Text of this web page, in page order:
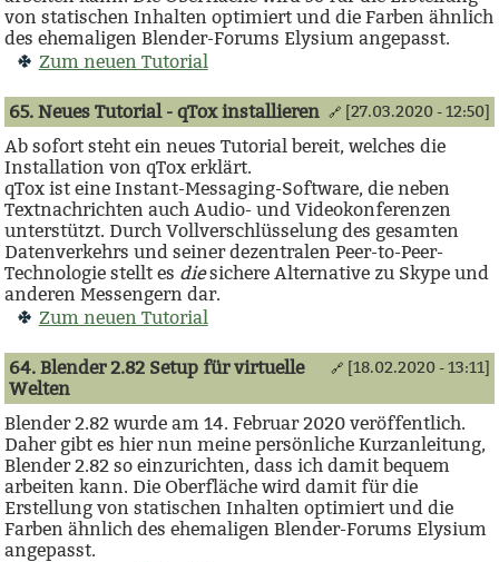
von statischen Inhalten optimiert und die Farben ähnlich
des ehemaligen Blender-Forums Elysium angepasst.
Zum neuen Tutorial
🔗 [27.03.2020 - 12:50]
65. Neues Tutorial - qTox installieren
Ab sofort steht ein neues Tutorial bereit, welches die
Installation von qTox erklärt.
qTox ist eine Instant-Messaging-Software, die neben
Textnachrichten auch Audio- und Videokonferenzen
unterstützt. Durch Vollverschlüsselung des gesamten
Datenverkehrs und seiner dezentralen Peer-to-Peer-
Technologie stellt es diesichere Alternative zu Skype und
anderen Messengern dar.
Zum neuen Tutorial
🔗 [18.02.2020 - 13:11]
64. Blender 2.82 Setup für virtuelle
Welten
Blender 2.82 wurde am 14. Februar 2020 veröffentlich.
Daher gibt es hier nun meine persönliche Kurzanleitung,
Blender 2.82 so einzurichten, dass ich damit bequem
arbeiten kann. Die Oberfläche wird damit für die
Erstellung von statischen Inhalten optimiert und die
Farben ähnlich des ehemaligen Blender-Forums Elysium
angepasst.